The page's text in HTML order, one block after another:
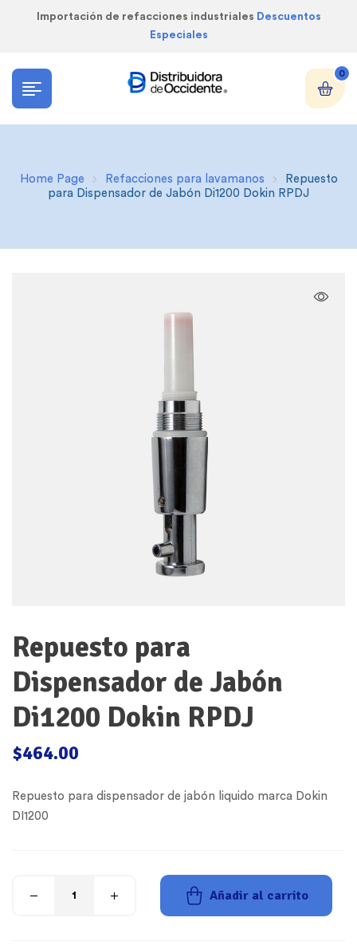
Importación de refacciones industriales Descuentos
Especiales
0
Home Page Refacciones para lavamanos
Repuesto
para Dispensador de Jabón Di1200 Dokin RPDJ
Repuesto para
Dispensador de Jabón
Di1200 Dokin RPDJ
$464.00
Repuesto para dispensador de jabón liquido marca Dokin
DI1200
Añadir al carrito